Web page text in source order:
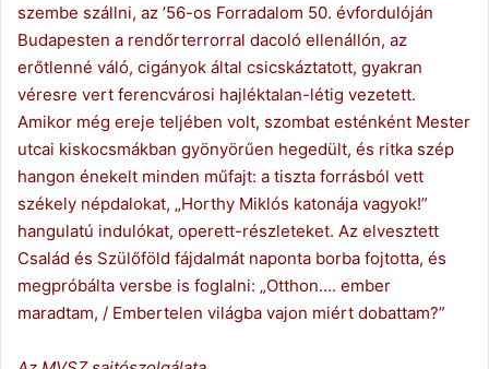
szembe szállni, az ’56-os Forradalom 50. évfordulóján
Budapesten a rendőrterrorral dacoló ellenállón, az
erőtlenné váló, cigányok által csicskáztatott, gyakran
véresre vert ferencvárosi hajléktalan-létig vezetett.
Amikor még ereje teljében volt, szombat esténként Mester
utcai kiskocsmákban gyönyörűen hegedült, és ritka szép
hangon énekelt minden műfajt: a tiszta forrásból vett
székely népdalokat, „Horthy Miklós katonája vagyok!”
hangulatú indulókat, operett-részleteket. Az elvesztett
Család és Szülőföld fájdalmát naponta borba fojtotta, és
megpróbálta versbe is foglalni: „Otthon…. ember
maradtam, / Embertelen világba vajon miért dobattam?”